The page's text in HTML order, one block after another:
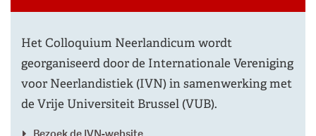
Het Colloquium Neerlandicum wordt
georganiseerd door de Internationale Vereniging
voor Neerlandistiek (IVN) in samenwerking met
de Vrije Universiteit Brussel (VUB).